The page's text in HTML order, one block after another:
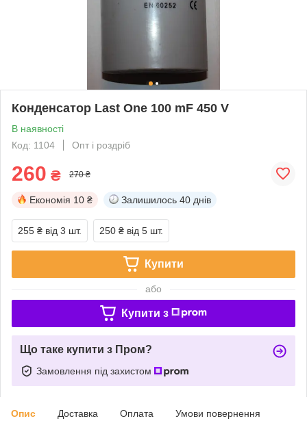
Конденсатор Last One 100 mF 450 V
В наявності
Код: 1104
Опт і роздріб
260 ₴ 270 ₴
Економія 10 ₴ Залишилось 40 днів
255 ₴ від 3 шт. 250 ₴ від 5 шт.
Купити
або
Купити з
Що таке купити з Пром?
Замовлення під захистом
Опис Доставка Оплата Умови повернення